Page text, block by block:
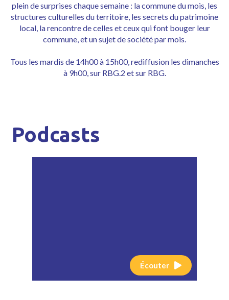
plein de surprises chaque semaine : la commune du mois, les
structures culturelles du territoire, les secrets du patrimoine
local, la rencontre de celles et ceux qui font bouger leur
commune, et un sujet de société par mois.
Tous les mardis de 14h00 à 15h00, rediffusion les dimanches
à 9h00, sur RBG.2 et sur RBG.
Podcasts
Écouter